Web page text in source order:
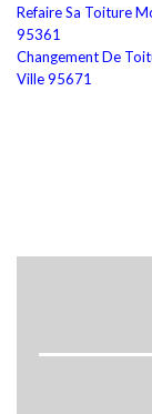
Refaire Sa Toiture
95361
Changement De
Ville 95671